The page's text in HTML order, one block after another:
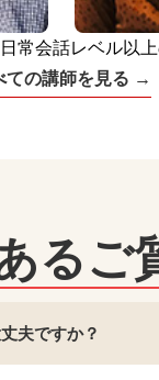
常会話レベル以
ての講師を見る →
るご
夫ですか？